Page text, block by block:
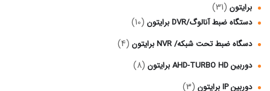
برایتون (31)
دستگاه ضبط آنالوگ/DVR برایتون (10)
دسگاه ضبط تحت شبکه/ NVR برایتون (4)
دوربین AHD-TURBO HD برایتون (8)
دوربین IP برایتون (3)